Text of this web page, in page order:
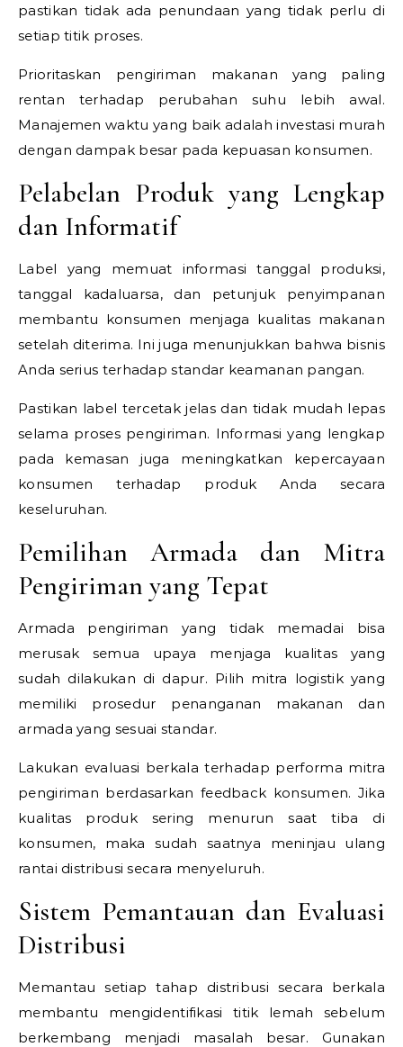
pastikan tidak ada penundaan yang tidak perlu di
setiap titik proses.
Prioritaskan pengiriman makanan yang paling
rentan terhadap perubahan suhu lebih awal.
Manajemen waktu yang baik adalah investasi murah
dengan dampak besar pada kepuasan konsumen.
Pelabelan Produk yang Lengkap
dan Informatif
Label yang memuat informasi tanggal produksi,
tanggal kadaluarsa, dan petunjuk penyimpanan
membantu konsumen menjaga kualitas makanan
setelah diterima. Ini juga menunjukkan bahwa bisnis
Anda serius terhadap standar keamanan pangan.
Pastikan label tercetak jelas dan tidak mudah lepas
selama proses pengiriman. Informasi yang lengkap
pada kemasan juga meningkatkan kepercayaan
konsumen terhadap produk Anda secara
keseluruhan.
Pemilihan Armada dan Mitra
Pengiriman yang Tepat
Armada pengiriman yang tidak memadai bisa
merusak semua upaya menjaga kualitas yang
sudah dilakukan di dapur. Pilih mitra logistik yang
memiliki prosedur penanganan makanan dan
armada yang sesuai standar.
Lakukan evaluasi berkala terhadap performa mitra
pengiriman berdasarkan feedback konsumen. Jika
kualitas produk sering menurun saat tiba di
konsumen, maka sudah saatnya meninjau ulang
rantai distribusi secara menyeluruh.
Sistem Pemantauan dan Evaluasi
Distribusi
Memantau setiap tahap distribusi secara berkala
membantu mengidentifikasi titik lemah sebelum
berkembang menjadi masalah besar. Gunakan